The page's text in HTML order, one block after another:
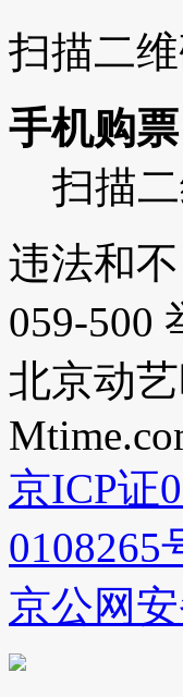
扫描二
手机购票
扫描
违法和
059-500
北京动
京ICP证
0108265
京公网